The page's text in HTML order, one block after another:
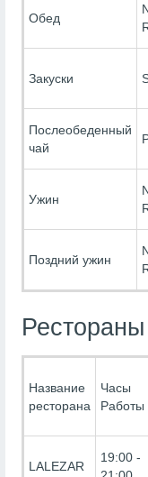
Обед
Закуски
Послеобеденный
чай
Ужин
Поздний ужин
Название
ресторана
Часы
Работы
LALEZAR
19:00 -